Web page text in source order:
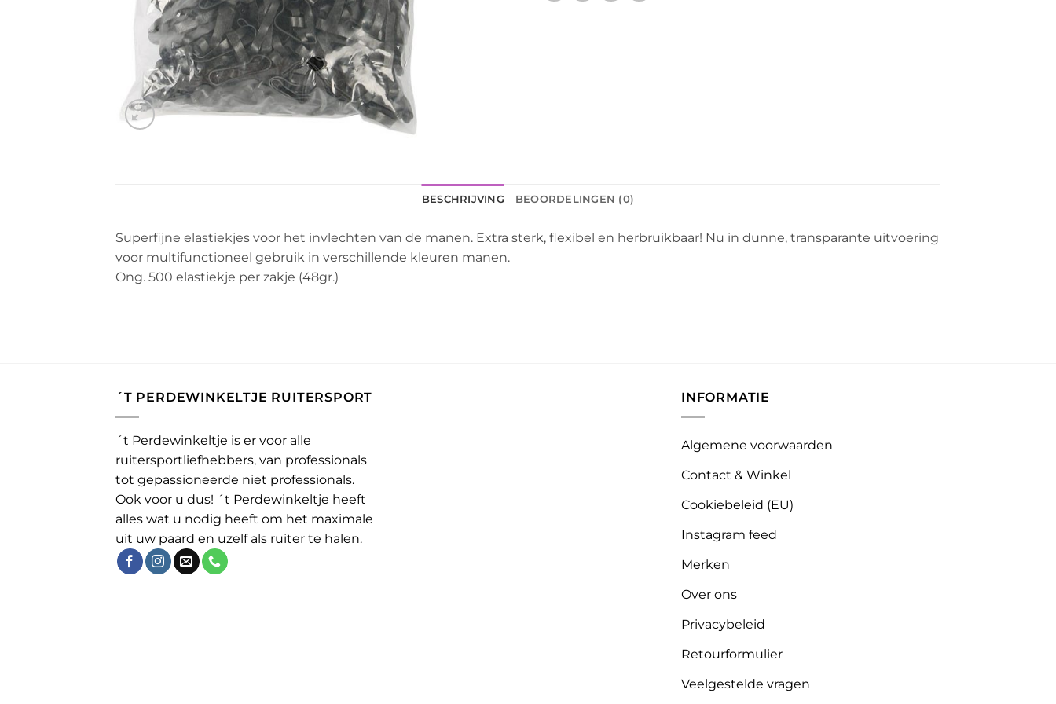
BESCHRIJVING BEOORDELINGEN (0)
Superfijne elastiekjes voor het invlechten van de manen. Extra sterk, flexibel en herbruikbaar! Nu in dunne, transparante uitvoering
voor multifunctioneel gebruik in verschillende kleuren manen.
Ong. 500 elastiekje per zakje (48gr.)
´T PERDEWINKELTJE RUITERSPORT
´t Perdewinkeltje is er voor alle
ruitersportliefhebbers, van professionals
tot gepassioneerde niet professionals.
Ook voor u dus! ´t Perdewinkeltje heeft
alles wat u nodig heeft om het maximale
uit uw paard en uzelf als ruiter te halen.
INFORMATIE
Algemene voorwaarden
Contact & Winkel
Cookiebeleid (EU)
Instagram feed
Merken
Over ons
Privacybeleid
Retourformulier
Veelgestelde vragen